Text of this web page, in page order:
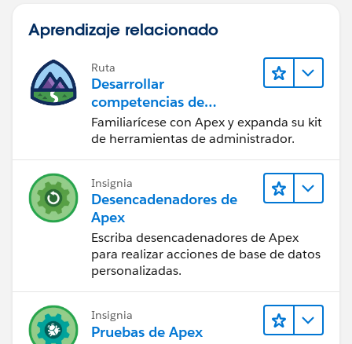
Aprendizaje relacionado
Ruta
Desarrollar
competencias de
codificación Apex
Familiarícese con Apex y expanda su kit
de herramientas de administrador.
Insignia
Desencadenadores de
Apex
Escriba desencadenadores de Apex
para realizar acciones de base de datos
personalizadas.
Insignia
Pruebas de Apex